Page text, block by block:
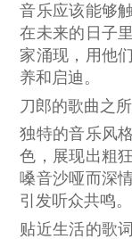
音乐应该能够
在未来的日子
家涌现，用他
养和启迪。
刀郎的歌曲之
独特的音乐风格
色，展现出粗
嗓音沙哑而深
引发听众共鸣。
贴近生活的歌词